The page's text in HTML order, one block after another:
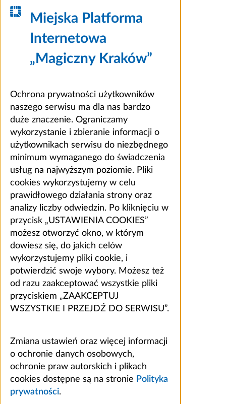
Miejska Platforma
Internetowa
„Magiczny Kraków”
Ochrona prywatności użytkowników
naszego serwisu ma dla nas bardzo
duże znaczenie. Ograniczamy
wykorzystanie i zbieranie informacji o
użytkownikach serwisu do niezbędnego
minimum wymaganego do świadczenia
usług na najwyższym poziomie. Pliki
cookies wykorzystujemy w celu
prawidłowego działania strony oraz
analizy liczby odwiedzin. Po kliknięciu w
przycisk „USTAWIENIA COOKIES”
możesz otworzyć okno, w którym
dowiesz się, do jakich celów
wykorzystujemy pliki cookie, i
potwierdzić swoje wybory. Możesz też
od razu zaakceptować wszystkie pliki
przyciskiem „ZAAKCEPTUJ
WSZYSTKIE I PRZEJDŹ DO SERWISU”.
Zmiana ustawień oraz więcej informacji
o ochronie danych osobowych,
ochronie praw autorskich i plikach
cookies dostępne są na stronie Polityka
prywatności.